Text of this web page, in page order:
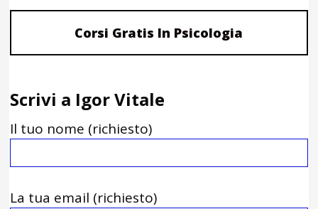
Corsi Gratis In Psicologia
Scrivi a Igor Vitale
Il tuo nome (richiesto)
La tua email (richiesto)